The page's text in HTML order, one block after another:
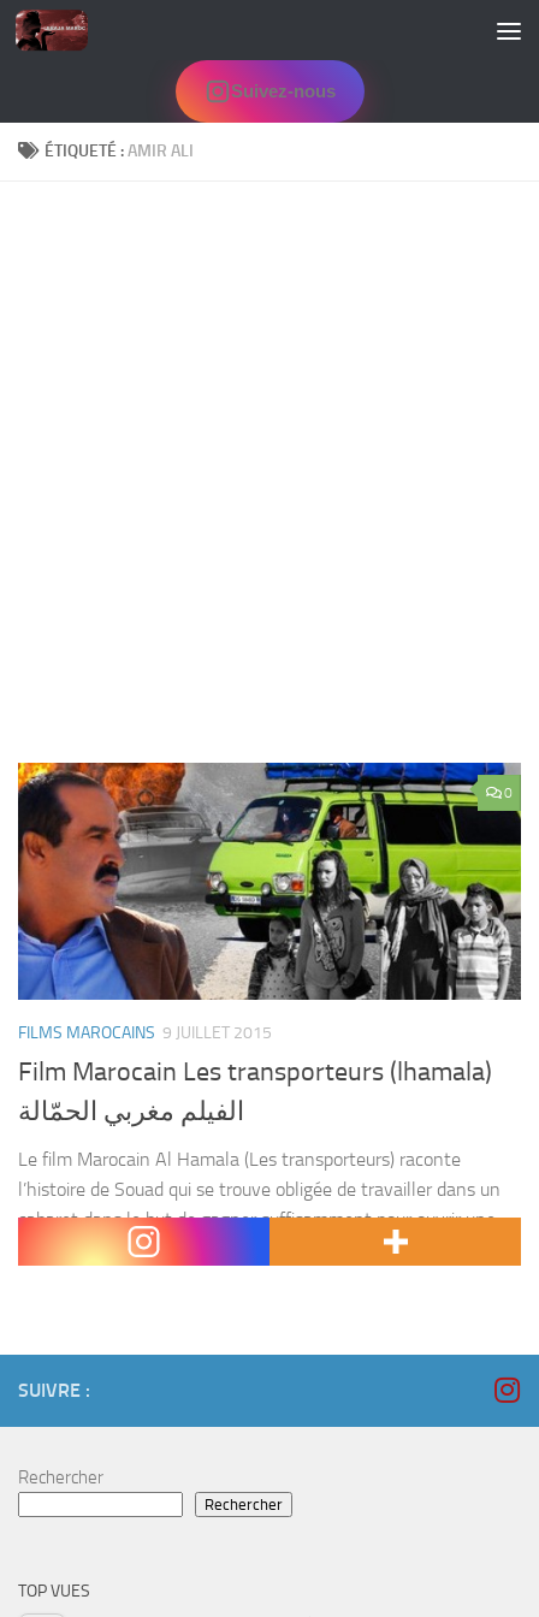
Skip to content
Suivez-nous
ÉTIQUETÉ :AMIR ALI
0
FILMS MAROCAINS 9 JUILLET 2015
Film Marocain Les transporteurs (lhamala)
الفيلم مغربي الحمّالة
Le film Marocain Al Hamala (Les transporteurs) raconte
l’histoire de Souad qui se trouve obligée de travailler dans un
cabaret dans le but de gagner suffisamment pour ouvrir une
école de danse, elle fait...
SUIVRE :
Rechercher
Rechercher
TOP VUES